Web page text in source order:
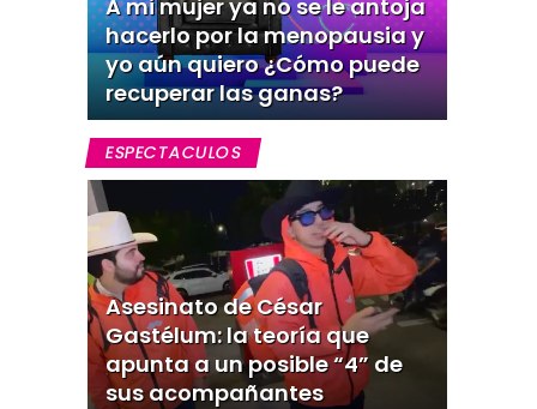
A mi mujer ya no se le antoja
hacerlo por la menopausia y
yo aún quiero ¿Cómo puede
recuperar las ganas?
ESPECTACULOS
Asesinato de César
Gastélum: la teoría que
apunta a un posible “4” de
sus acompañantes